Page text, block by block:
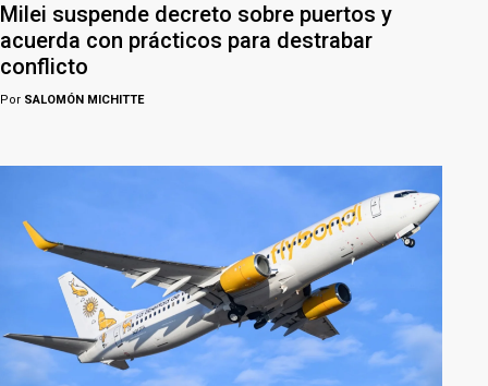
Milei suspende decreto sobre puertos y
acuerda con prácticos para destrabar
conflicto
Por SALOMÓN MICHITTE